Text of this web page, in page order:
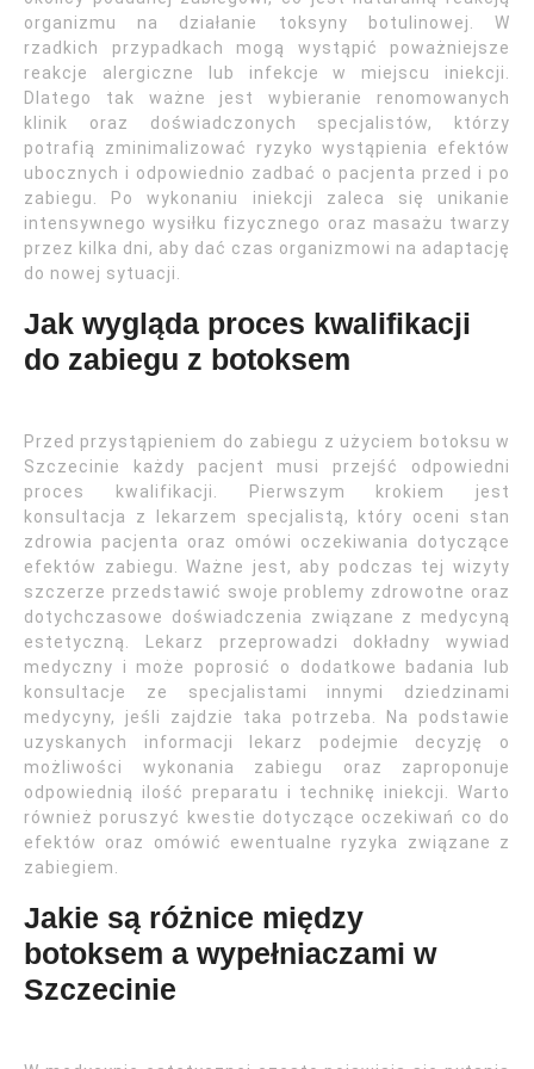
organizmu na działanie toksyny botulinowej. W
rzadkich przypadkach mogą wystąpić poważniejsze
reakcje alergiczne lub infekcje w miejscu iniekcji.
Dlatego tak ważne jest wybieranie renomowanych
klinik oraz doświadczonych specjalistów, którzy
potrafią zminimalizować ryzyko wystąpienia efektów
ubocznych i odpowiednio zadbać o pacjenta przed i po
zabiegu. Po wykonaniu iniekcji zaleca się unikanie
intensywnego wysiłku fizycznego oraz masażu twarzy
przez kilka dni, aby dać czas organizmowi na adaptację
do nowej sytuacji.
Jak wygląda proces kwalifikacji
do zabiegu z botoksem
Przed przystąpieniem do zabiegu z użyciem botoksu w
Szczecinie każdy pacjent musi przejść odpowiedni
proces kwalifikacji. Pierwszym krokiem jest
konsultacja z lekarzem specjalistą, który oceni stan
zdrowia pacjenta oraz omówi oczekiwania dotyczące
efektów zabiegu. Ważne jest, aby podczas tej wizyty
szczerze przedstawić swoje problemy zdrowotne oraz
dotychczasowe doświadczenia związane z medycyną
estetyczną. Lekarz przeprowadzi dokładny wywiad
medyczny i może poprosić o dodatkowe badania lub
konsultacje ze specjalistami innymi dziedzinami
medycyny, jeśli zajdzie taka potrzeba. Na podstawie
uzyskanych informacji lekarz podejmie decyzję o
możliwości wykonania zabiegu oraz zaproponuje
odpowiednią ilość preparatu i technikę iniekcji. Warto
również poruszyć kwestie dotyczące oczekiwań co do
efektów oraz omówić ewentualne ryzyka związane z
zabiegiem.
Jakie są różnice między
botoksem a wypełniaczami w
Szczecinie